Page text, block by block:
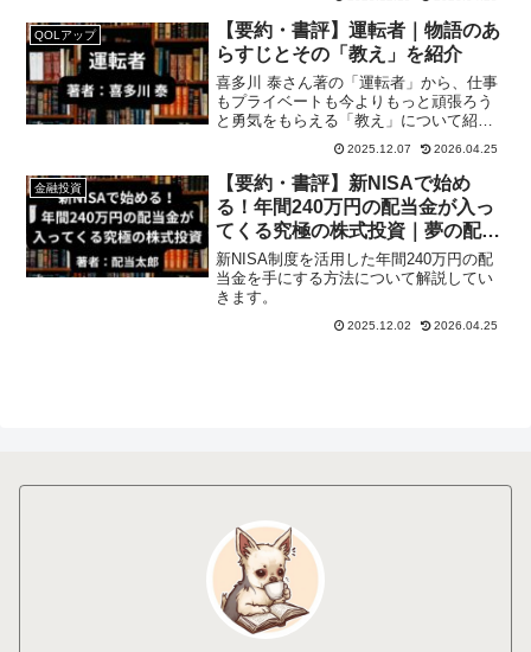
QOLアップ
【要約・書評】運転者｜物語のあ
らすじとその「教え」を紹介
喜多川 泰さん著の「運転者」から、仕事
もプライベートも今よりもっと頑張ろう
と勇気をもらえる「教え」について紹介
2025.12.07 2026.04.25
金融投資
【要約・書評】新NISAで始め
る！年間240万円の配当金が入っ
てくる究極の株式投資｜夢の配当
金生活の目指し方
新NISA制度を活用した年間240万円の配
当金を手にする方法について解説してい
きます。
2025.12.02 2026.04.25